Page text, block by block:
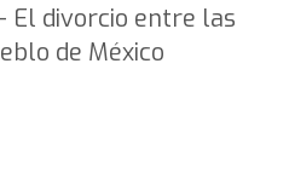
El divorcio entre las
de México